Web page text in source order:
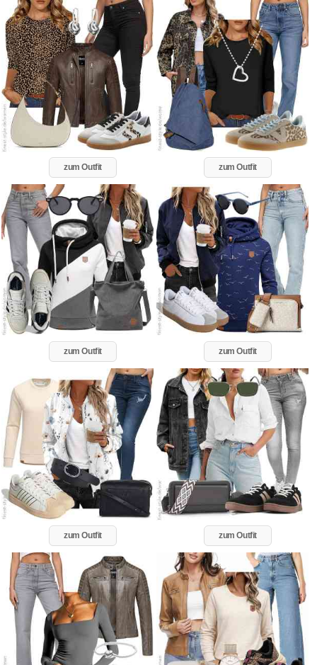
zum Outfit zum Outfit
zum Outfit zum Outfit
zum Outfit zum Outfit